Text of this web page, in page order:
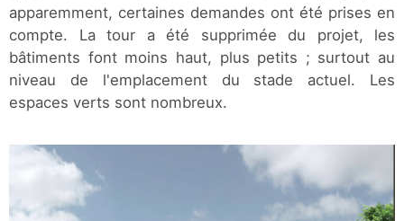
apparemment, certaines demandes ont été prises en
compte. La tour a été supprimée du projet, les
bâtiments font moins haut, plus petits ; surtout au
niveau de l'emplacement du stade actuel. Les
espaces verts sont nombreux.